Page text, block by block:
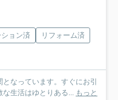
ション済
リフォーム済
なっています。すぐにお引
生活はゆとりある...
もっと